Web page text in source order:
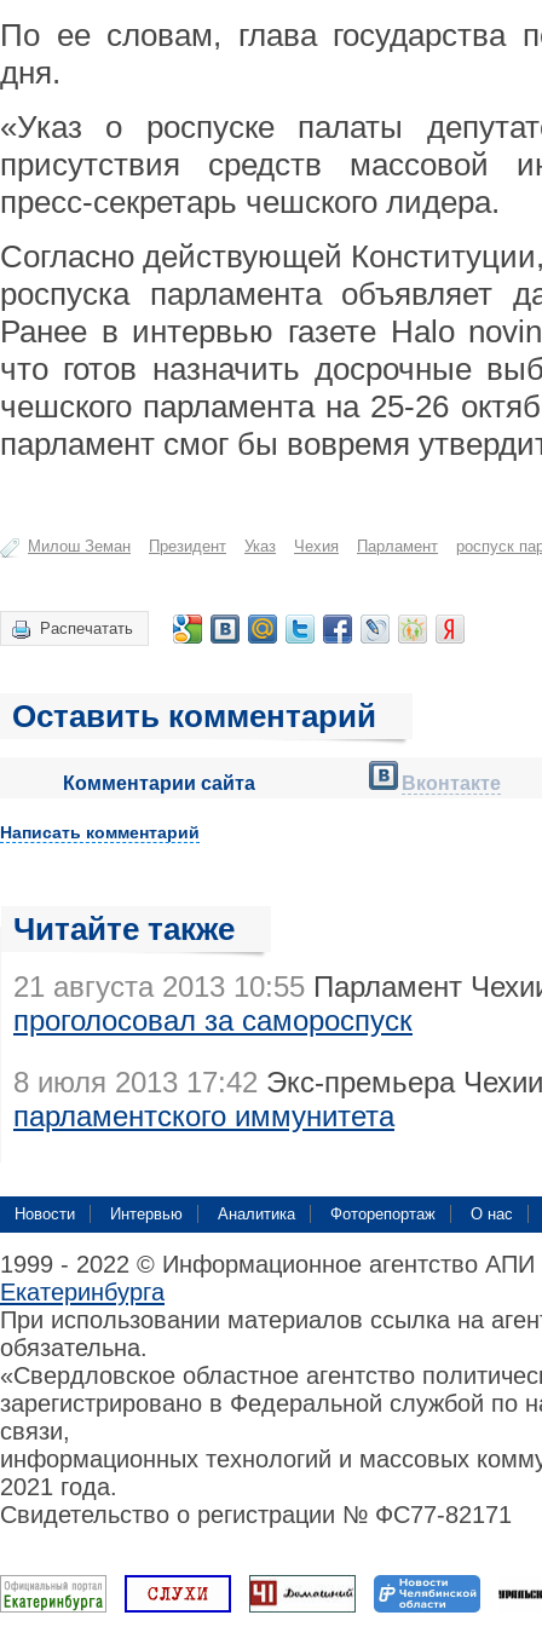
По ее словам, глава государства
дня.
«Указ о роспуске палаты
присутствия средств массовой
пресс-секретарь чешского лидера.
Согласно действующей
роспуска парламента объявляет
Ранее в интервью газете Halo
что готов назначить досрочные
чешского парламента на 25-26
парламент смог бы вовремя
Милош Земан Президент Указ Чехия Парламент роспуск
Распечатать
Оставить комментарий
Комментарии сайта Вконтакте
Написать комментарий
Читайте также
21 августа 2013 10:55 Парламент
проголосовал за самороспуск
8 июля 2013 17:42 Экс-премьера
парламентского иммунитета
Новости Интервью Аналитика Фоторепортаж О нас
1999 - 2022 © Информационное агентство
Екатеринбурга
При использовании материалов ссылка на
обязательна.
«Свердловское областное агентство
зарегистрировано в Федеральной службой по
связи,
информационных технологий и массовых
2021 года.
Свидетельство о регистрации № ФС77-82171